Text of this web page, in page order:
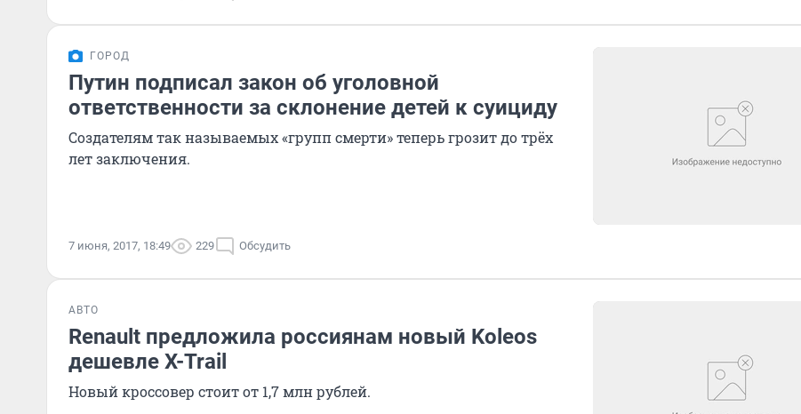
ГОРОД
Путин подписал закон об уголовной
ответственности за склонение детей к суициду
Создателям так называемых «групп смерти» теперь грозит до трёх
лет заключения.
7 июня, 2017, 18:49 229 Обсудить
АВТО
Renault предложила россиянам новый Koleos
дешевле X-Trail
Новый кроссовер стоит от 1,7 млн рублей.